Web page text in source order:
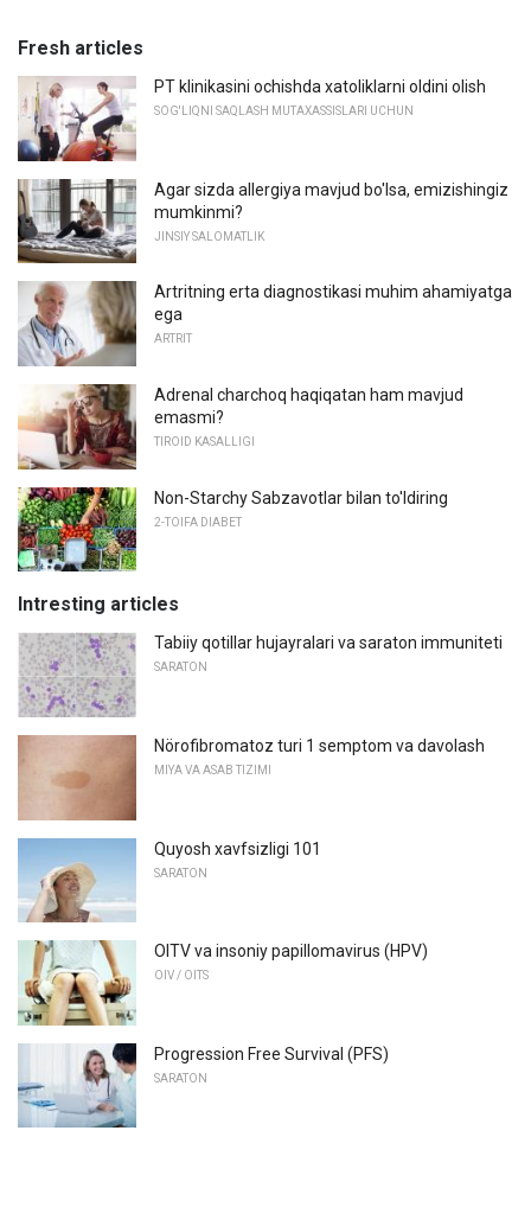
Fresh articles
PT klinikasini ochishda xatoliklarni oldini olish
SOG'LIQNI SAQLASH MUTAXASSISLARI UCHUN
Agar sizda allergiya mavjud bo'lsa, emizishingiz
mumkinmi?
JINSIY SALOMATLIK
Artritning erta diagnostikasi muhim ahamiyatga
ega
ARTRIT
Adrenal charchoq haqiqatan ham mavjud
emasmi?
TIROID KASALLIGI
Non-Starchy Sabzavotlar bilan to'ldiring
2-TOIFA DIABET
Intresting articles
Tabiiy qotillar hujayralari va saraton immuniteti
SARATON
Nörofibromatoz turi 1 semptom va davolash
MIYA VA ASAB TIZIMI
Quyosh xavfsizligi 101
SARATON
OITV va insoniy papillomavirus (HPV)
OIV / OITS
Progression Free Survival (PFS)
SARATON